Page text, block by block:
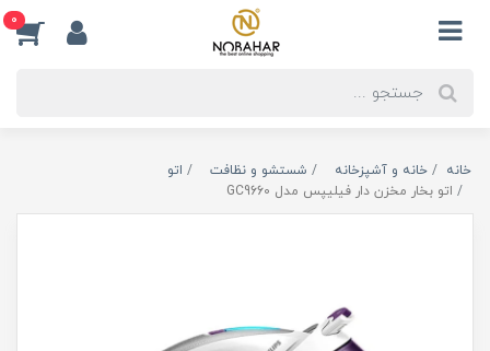
0
خانه خانه و آشپزخانه شستشو و نظافت
اتو
اتو بخار مخزن دار فیلیپس مدل GC9660